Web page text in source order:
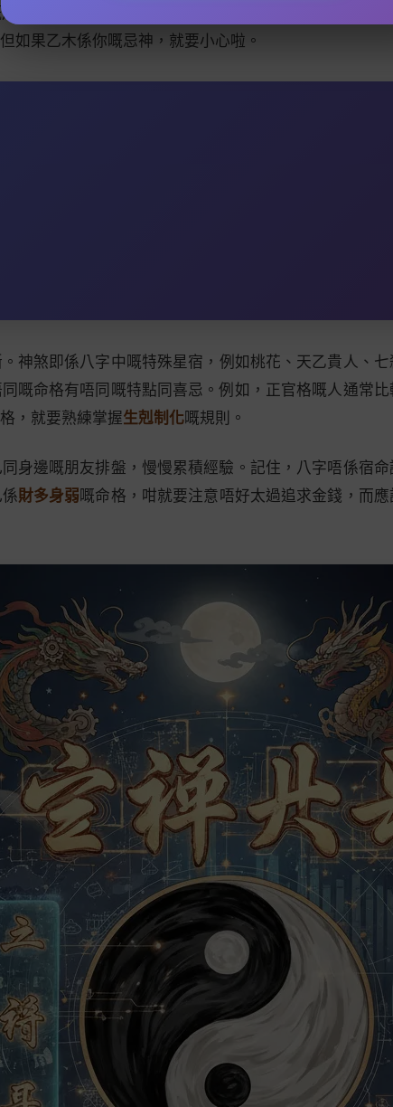
神，咁呢十年就可能係你嘅黃金時期。流年就更加細
如果乙木係你嘅忌神，就要小心啦。
神煞即係八字中嘅特殊星宿，例如桃花、天乙貴人、
嘅命格有唔同嘅特點同喜忌。例如，正官格嘅人通常
，就要熟練掌握生剋制化嘅規則。
身邊嘅朋友排盤，慢慢累積經驗。記住，八字唔係宿
財多身弱嘅命格，咁就要注意唔好太過追求金錢，而